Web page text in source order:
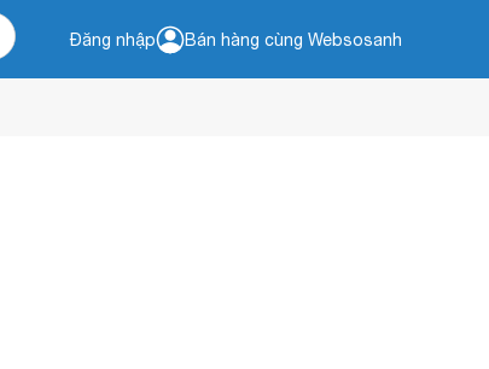
Đăng nhập Bán hàng cùng Websosanh